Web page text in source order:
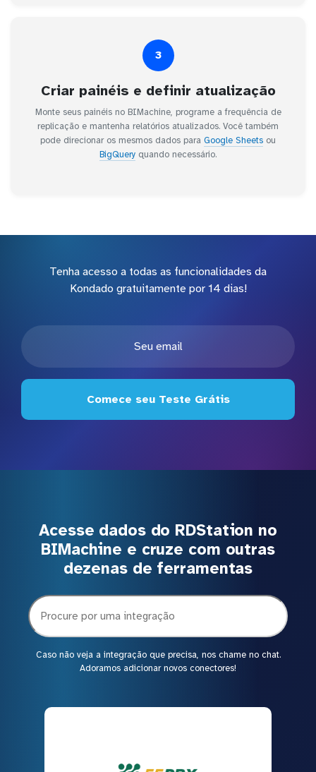
3
Criar painéis e definir atualização
Monte seus painéis no BIMachine, programe a frequência de
replicação e mantenha relatórios atualizados. Você também
pode direcionar os mesmos dados para Google Sheets ou
BigQuery quando necessário.
Tenha acesso a todas as funcionalidades da
Kondado gratuitamente por 14 dias!
Comece seu Teste Grátis
Acesse dados do RDStation no
BIMachine e cruze com outras
dezenas de ferramentas
Caso não veja a integração que precisa, nos chame no chat.
Adoramos adicionar novos conectores!